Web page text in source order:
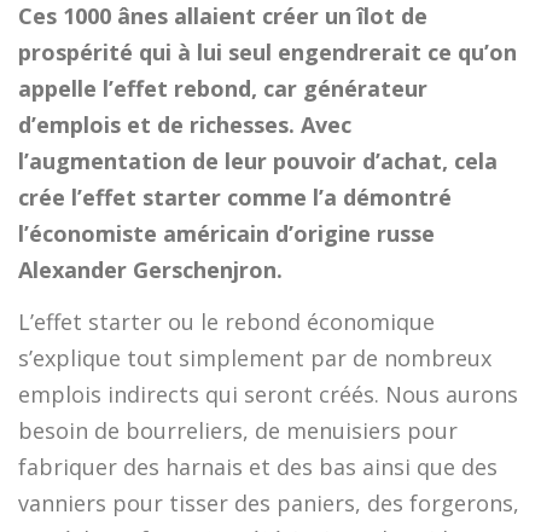
Ces 1000 ânes allaient créer un îlot de
prospérité qui à lui seul engendrerait ce qu’on
appelle l’effet rebond, car générateur
d’emplois et de richesses. Avec
l’augmentation de leur pouvoir d’achat, cela
crée l’effet starter comme l’a démontré
l’économiste américain d’origine russe
Alexander Gerschenjron.
L’effet starter ou le rebond économique
s’explique tout simplement par de nombreux
emplois indirects qui seront créés. Nous aurons
besoin de bourreliers, de menuisiers pour
fabriquer des harnais et des bas ainsi que des
vanniers pour tisser des paniers, des forgerons,